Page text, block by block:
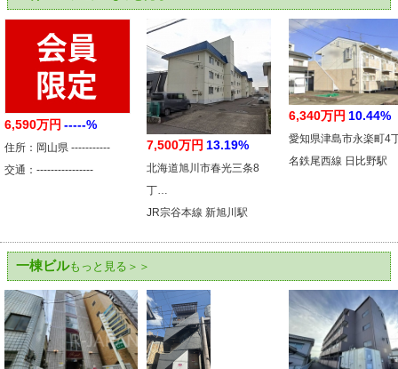
6,590万円 -----%
住所：岡山県 -----------
交通：----------------
7,500万円 13.19%
北海道旭川市春光三条8
丁…
JR宗谷本線 新旭川駅
6,340万円 10.44%
愛知県津島市永楽町4
名鉄尾西線 日比野駅
一棟ビルもっと見る＞＞